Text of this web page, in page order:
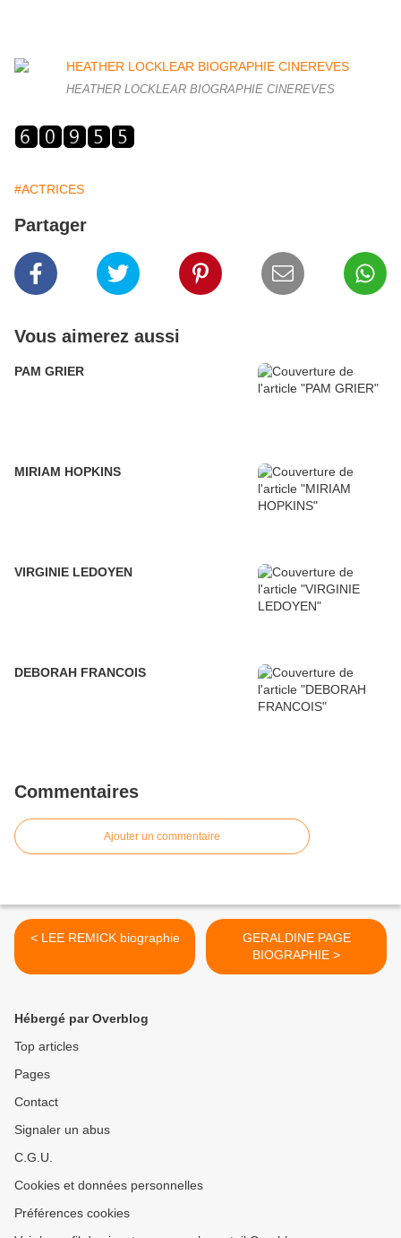
HEATHER LOCKLEAR BIOGRAPHIE CINEREVES
#ACTRICES
Partager
Vous aimerez aussi
PAM GRIER
MIRIAM HOPKINS
VIRGINIE LEDOYEN
DEBORAH FRANCOIS
Commentaires
Ajouter un commentaire
< LEE REMICK biographie
GERALDINE PAGE
BIOGRAPHIE >
Hébergé par Overblog
Top articles
Pages
Contact
Signaler un abus
C.G.U.
Cookies et données personnelles
Préférences cookies